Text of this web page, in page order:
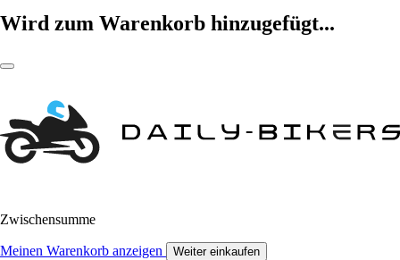
Wird zum Warenkorb hinzugefügt...
Zwischensumme
Meinen Warenkorb anzeigen Weiter einkaufen